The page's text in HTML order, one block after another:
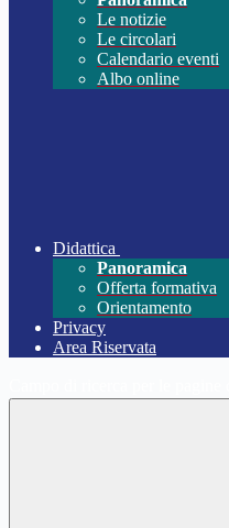
Le notizie
Le circolari
Calendario eventi
Albo online
Didattica
Panoramica
Offerta formativa
Orientamento
Privacy
Area Riservata